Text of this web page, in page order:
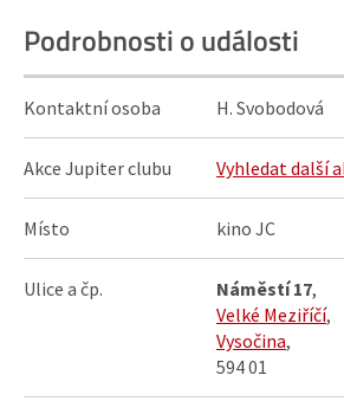
Podrobnosti o události
Kontaktní osoba H. Svobodová
Akce Jupiter clubu Vyhledat další
Místo kino JC
Ulice a čp. Náměstí 17,
Velké Meziříčí,
Vysočina,
594 01